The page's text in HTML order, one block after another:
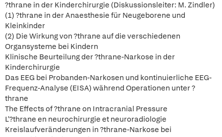
?thrane in der Kinderchirurgie (Diskussionsleiter: M. Zindler)
(1) ?thrane in der Anaesthesie für Neugeborene und
Kleinkinder
(2) Die Wirkung von ?thrane auf die verschiedenen
Organsysteme bei Kindern
Klinische Beurteilung der ?thrane-Narkose in der
Kinderchirurgie
Das EEG bei Probanden-Narkosen und kontinuierliche EEG-
Frequenz-Analyse (EISA) während Operationen unter ?
thrane
The Effects of ?thrane on Intracranial Pressure
L'?thrane en neurochirurgie et neuroradiologie
Kreislaufveränderungen in ?thrane-Narkose bei